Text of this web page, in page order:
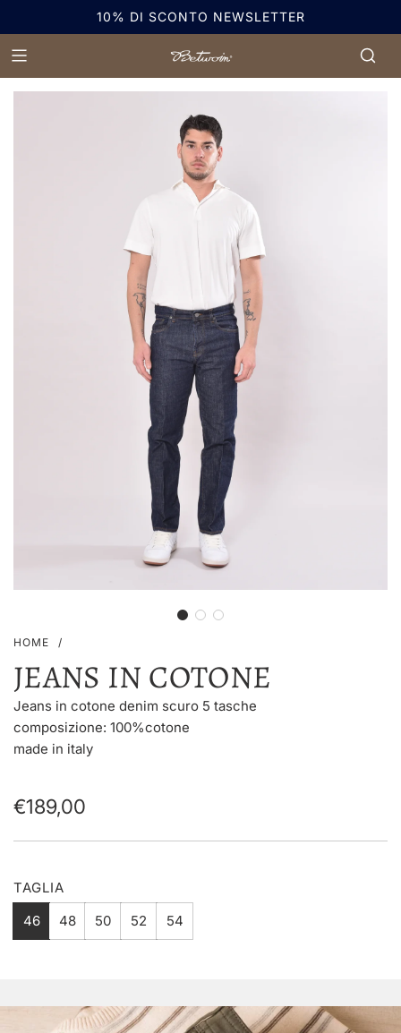
10% DI SCONTO NEWSLETTER
HOME /
JEANS IN COTONE
Jeans in cotone denim scuro 5 tasche
composizione: 100%cotone
made in italy
Prezzo
normale
€189,00
TAGLIA
46
48 50 52 54